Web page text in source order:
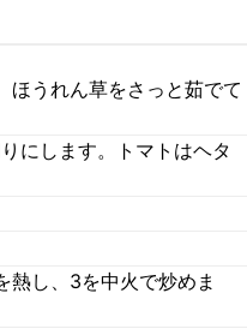
ほうれん草をさっと茹でて
にします。トマトはヘタ
熱し、3を中火で炒めま